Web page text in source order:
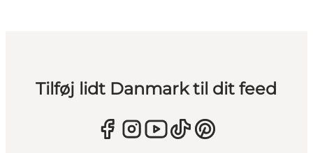
Tilføj lidt Danmark til dit feed